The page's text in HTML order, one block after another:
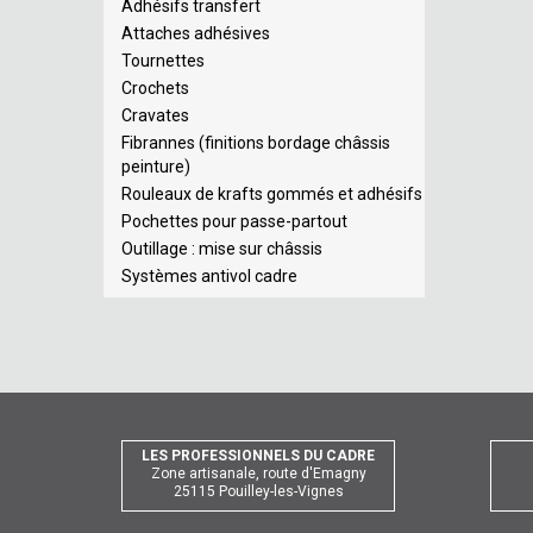
Adhésifs transfert
Attaches adhésives
Tournettes
Crochets
Cravates
Fibrannes (finitions bordage châssis
peinture)
Rouleaux de krafts gommés et adhésifs
Pochettes pour passe-partout
Outillage : mise sur châssis
Systèmes antivol cadre
LES PROFESSIONNELS DU CADRE
Zone artisanale, route d'Emagny
25115 Pouilley-les-Vignes